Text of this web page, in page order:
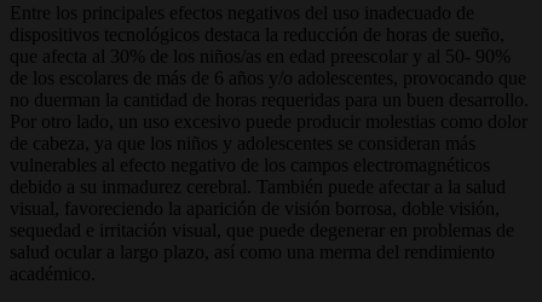
Entre los principales efectos negativos del uso inadecuado de
dispositivos tecnológicos destaca la reducción de horas de sueño,
que afecta al 30% de los niños/as en edad preescolar y al 50- 90%
de los escolares de más de 6 años y/o adolescentes, provocando que
no duerman la cantidad de horas requeridas para un buen desarrollo.
Por otro lado, un uso excesivo puede producir molestias como dolor
de cabeza, ya que los niños y adolescentes se consideran más
vulnerables al efecto negativo de los campos electromagnéticos
debido a su inmadurez cerebral. También puede afectar a la salud
visual, favoreciendo la aparición de visión borrosa, doble visión,
sequedad e irritación visual, que puede degenerar en problemas de
salud ocular a largo plazo, así como una merma del rendimiento
académico.